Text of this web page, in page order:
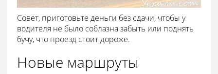
Совет, приготовьте деньги без сдачи, чтобы у
водителя не было соблазна забыть или поднять
бучу, что проезд стоит дороже.
Новые маршруты